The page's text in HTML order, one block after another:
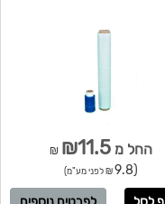
החל מ ₪11.5
₪
(9.8 ₪ לפני מע"מ)